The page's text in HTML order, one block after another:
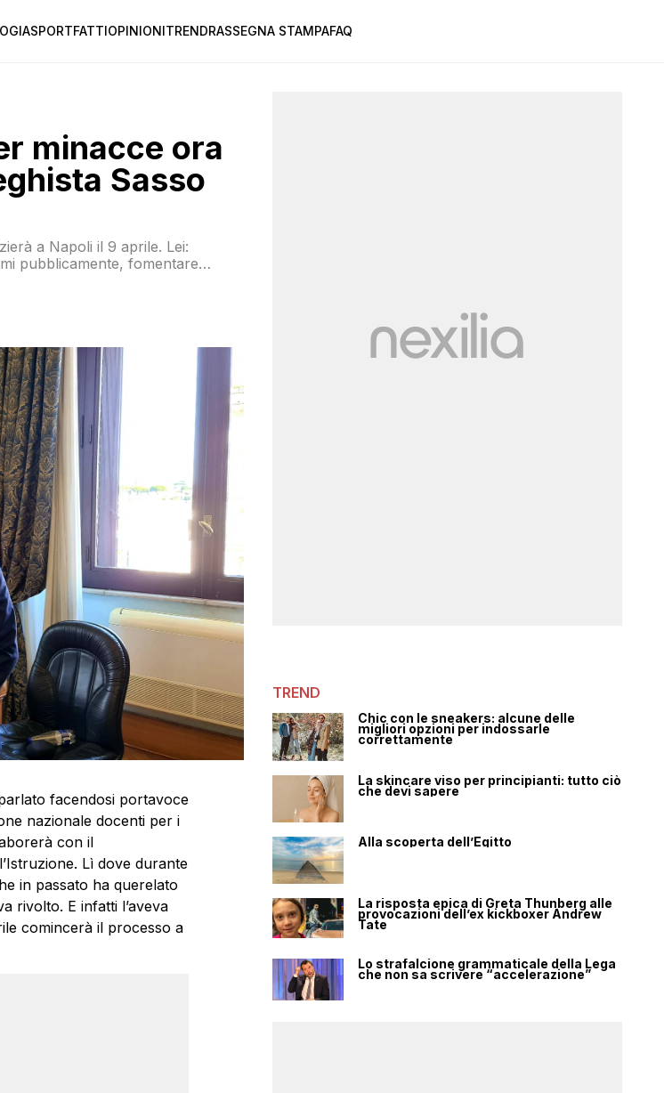
SPORTFATTIOPINIONITRENDRASSEGNA STAMPAFAQ
minacce ora
Sasso
a Napoli il 9 aprile. Lei:
pubblicamente, fomentare
facendosi portavoce
nazionale docenti per i
con il
Lì dove durante
in passato ha querelato
rivolto. E infatti l’aveva
comincerà il processo a
TREND
Chic con le sneakers: alcune delle
migliori opzioni per indossarle
correttamente
La skincare viso per principianti: tutto ciò
che devi sapere
Alla scoperta dell’Egitto
La risposta epica di Greta Thunberg alle
provocazioni dell’ex kickboxer Andrew
Tate
Lo strafalcione grammaticale della Lega
che non sa scrivere “accelerazione”